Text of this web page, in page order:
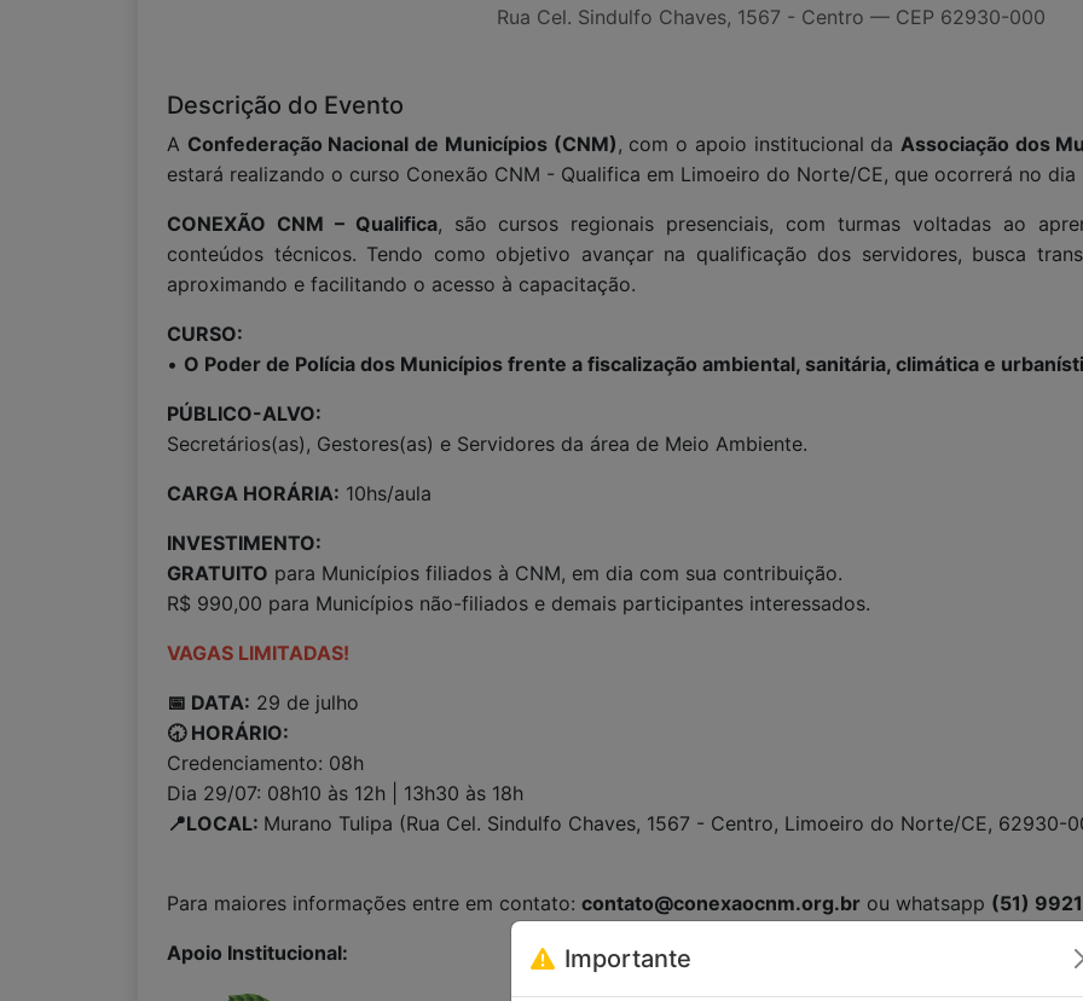
Rua Cel. Sindulfo Chaves, 1567 - Centro — CEP 62930-000
Descrição do Evento
A Confederação Nacional de Municípios (CNM), com o apoio institucional da Associação dos
estará realizando o curso Conexão CNM - Qualifica em Limoeiro do Norte/CE, que ocorrerá no dia
CONEXÃO CNM – Qualifica, são cursos regionais presenciais, com turmas voltadas ao
conteúdos técnicos. Tendo como objetivo avançar na qualificação dos servidores, busca
aproximando e facilitando o acesso à capacitação.
CURSO:
• O Poder de Polícia dos Municípios frente a fiscalização ambiental, sanitária, climática e
PÚBLICO-ALVO:
Secretários(as), Gestores(as) e Servidores da área de Meio Ambiente.
CARGA HORÁRIA: 10hs/aula
INVESTIMENTO:
GRATUITO para Municípios filiados à CNM, em dia com sua contribuição.
R$ 990,00 para Municípios não-filiados e demais participantes interessados.
VAGAS LIMITADAS!
📅 DATA: 29 de julho
🕣 HORÁRIO:
Credenciamento: 08h
Dia 29/07: 08h10 às 12h | 13h30 às 18h
📍LOCAL: Murano Tulipa (Rua Cel. Sindulfo Chaves, 1567 - Centro, Limoeiro do Norte/CE, 62930-
Para maiores informações entre em contato: contato@conexaocnm.org.br ou whatsapp (51)
Apoio Institucional: Importante